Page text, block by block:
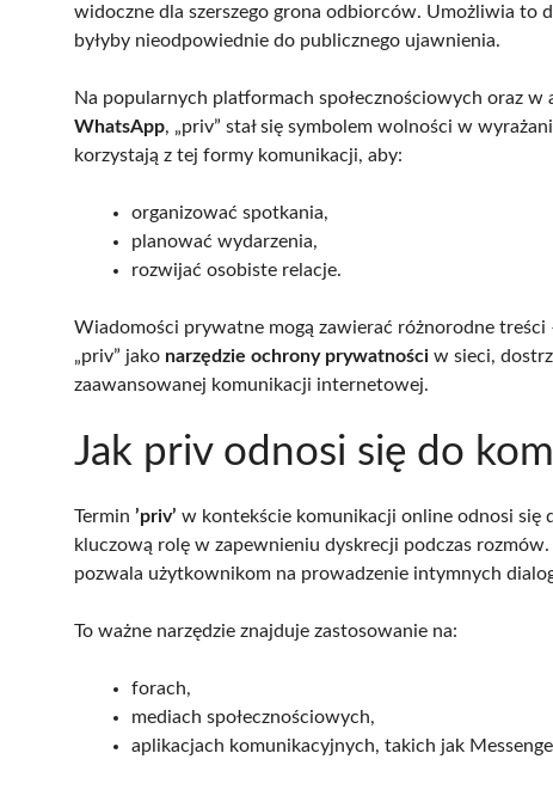
widoczne dla szerszego grona odbiorców. Umożliwia to
byłyby nieodpowiednie do publicznego ujawnienia.
Na popularnych platformach społecznościowych oraz
WhatsApp, „priv” stał się symbolem wolności w
korzystają z tej formy komunikacji, aby:
organizować spotkania,
planować wydarzenia,
rozwijać osobiste relacje.
Wiadomości prywatne mogą zawierać różnorodne
„priv” jako narzędzie ochrony prywatności w sieci,
zaawansowanej komunikacji internetowej.
Jak priv odnosi się do
Termin ’priv’ w kontekście komunikacji online odnosi się
kluczową rolę w zapewnieniu dyskrecji podczas
pozwala użytkownikom na prowadzenie intymnych
To ważne narzędzie znajduje zastosowanie na:
forach,
mediach społecznościowych,
aplikacjach komunikacyjnych, takich jak